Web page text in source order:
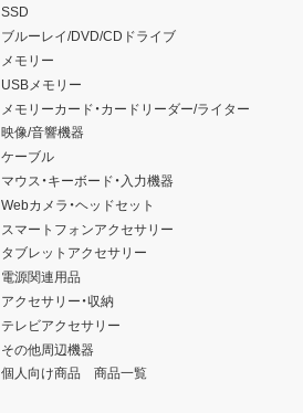
SSD
ブルーレイ/DVD/CDドライブ
メモリー
USBメモリー
メモリーカード・カードリーダー/ライター
映像/音響機器
ケーブル
マウス・キーボード・入力機器
Webカメラ・ヘッドセット
スマートフォンアクセサリー
タブレットアクセサリー
電源関連用品
アクセサリー・収納
テレビアクセサリー
その他周辺機器
個人向け商品 商品一覧